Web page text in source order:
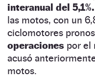
interanual del 5,1%.
las motos, con un
ciclomotores
operaciones por el
acusó
motos.